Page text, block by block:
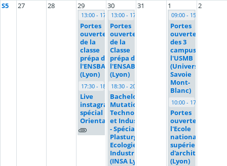
S5 27 28 29
13:00 - 17:00
Portes
ouvertes
de la
classe
prépa de
l'ENSBA
(Lyon)
17:30 - 18:00
Live
instagram
spécial
Orientation
30
13:00 - 17:00
Portes
ouvertes
de la
Classe
prépa de
l'ENSAB
(Lyon)
18:30 - 20:00
Bachelor
Mutations
Technologiques
et Industrielles
- Spécialité
Plasturgie et
Ecologie
Industrielle
(INSA Lyon)
31 1
09:00 - 15:00
Portes
ouvertes
des 3
campus de
l'USMB
(Université
Savoie
Mont-
Blanc)
10:00 - 17:00
Portes
ouvertes à
l'Ecole
nationale
supérieure
d'architecture
(Lyon)
2